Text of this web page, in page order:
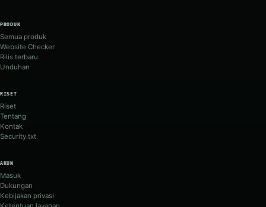
PRODUK
Semua produk
Website Checker
Rilis terbaru
Unduhan
RISET
Riset
Tentang
Kontak
Security.txt
AKUN
Masuk
Dukungan
Kebijakan privasi